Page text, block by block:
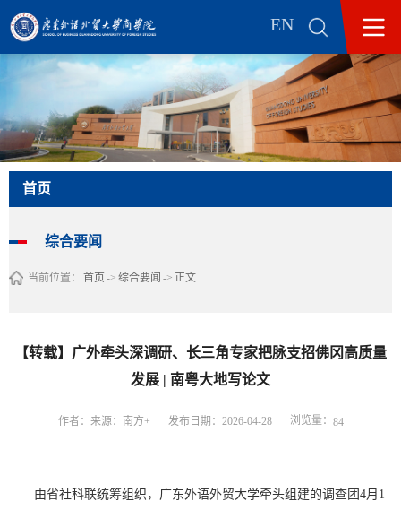
EN
首页
综合要闻
当前位置： 首页 -> 综合要闻 -> 正文
【转载】广外牵头深调研、长三角专家把脉支招佛冈高质量
发展 | 南粤大地写论文
作者：来源：南方+ 发布日期：2026-04-28 浏览量： 84
由省社科联统筹组织，广东外语外贸大学牵头组建的调查团4月1